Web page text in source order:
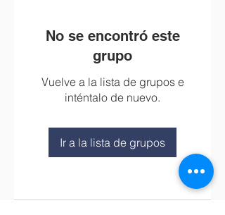
No se encontró este
grupo
Vuelve a la lista de grupos e
inténtalo de nuevo.
Ir a la lista de grupos